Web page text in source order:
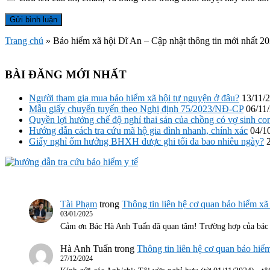
Trang chủ » Bảo hiểm xã hội Dĩ An – Cập nhật thông tin mới nhất
BÀI ĐĂNG MỚI NHẤT
Người tham gia mua bảo hiểm xã hội tự nguyện ở đâu? 13/11/
Mẫu giấy chuyển tuyến theo Nghị định 75/2023/NĐ-CP 06/
Quyền lợi hưởng chế độ nghỉ thai sản của chồng có vợ sinh
Hướng dẫn cách tra cứu mã hộ gia đình nhanh, chính xác 04/
Giấy nghỉ ốm hưởng BHXH được ghi tối đa bao nhiêu ngày?
Tài Phạm trong Thông tin liên hệ cơ quan bảo hiểm
03/01/2025
Cảm ơn Bác Hà Anh Tuấn đã quan tâm! Trường hợp của
Hà Anh Tuấn trong Thông tin liên hệ cơ quan bảo
27/12/2024